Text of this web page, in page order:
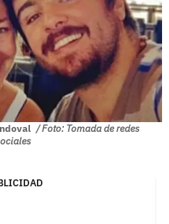
/ Foto: Tomada de redes